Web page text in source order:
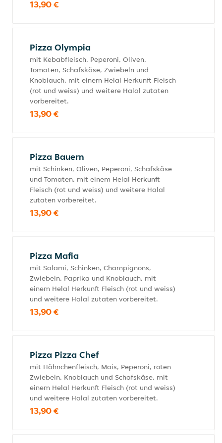
13,90 €
Pizza Olympia
mit Kebabfleisch, Peperoni, Oliven,
Tomaten, Schafskäse, Zwiebeln und
Knoblauch, mit einem Helal Herkunft Fleisch
(rot und weiss) und weitere Halal zutaten
vorbereitet.
13,90 €
Pizza Bauern
mit Schinken, Oliven, Peperoni, Schafskäse
und Tomaten, mit einem Helal Herkunft
Fleisch (rot und weiss) und weitere Halal
zutaten vorbereitet.
13,90 €
Pizza Mafia
mit Salami, Schinken, Champignons,
Zwiebeln, Paprika und Knoblauch, mit
einem Helal Herkunft Fleisch (rot und weiss)
und weitere Halal zutaten vorbereitet.
13,90 €
Pizza Pizza Chef
mit Hähnchenfleisch, Mais, Peperoni, roten
Zwiebeln, Knoblauch und Schafskäse, mit
einem Helal Herkunft Fleisch (rot und weiss)
und weitere Halal zutaten vorbereitet.
13,90 €